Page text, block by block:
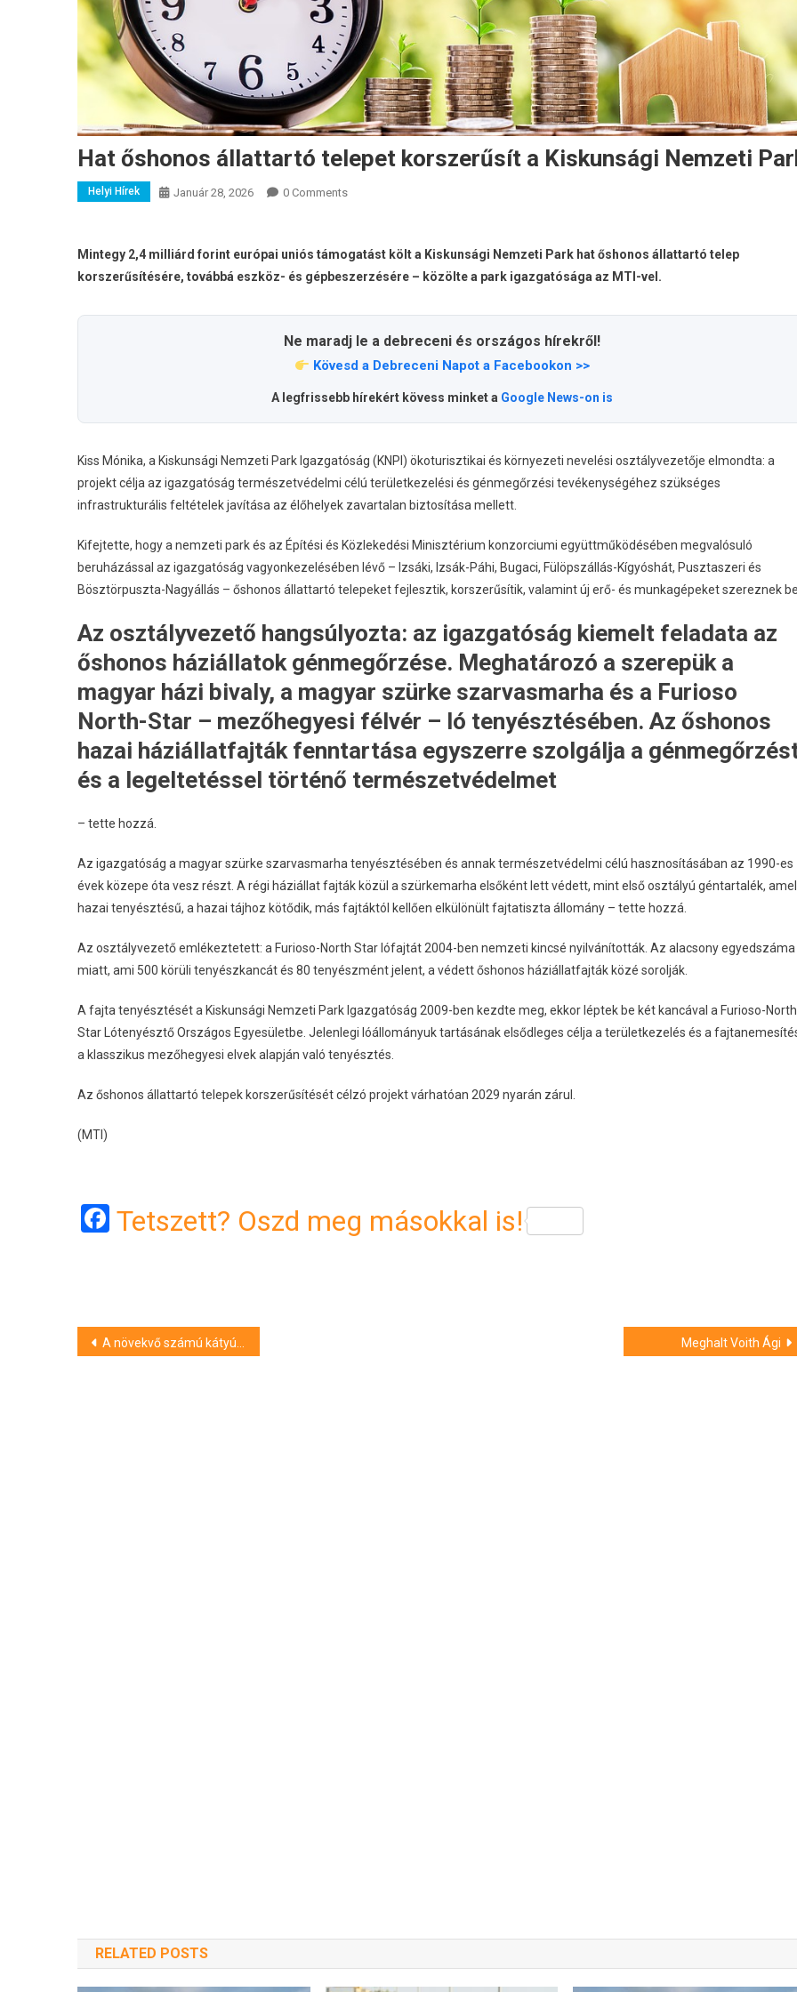
Hat őshonos állattartó telepet korszerűsít a Kiskunsági Nemzeti
Helyi Hírek Január 28, 2026 0 Comments
Mintegy 2,4 milliárd forint európai uniós támogatást költ a Kiskunsági Nemzeti Park hat őshonos állattartó telep
korszerűsítésére, továbbá eszköz- és gépbeszerzésére – közölte a park igazgatósága az MTI-vel.
Ne maradj le a debreceni és országos hírekről!
Kövesd a Debreceni Napot a Facebookon >>
A legfrissebb hírekért kövess minket a Google News-on is
Kiss Mónika, a Kiskunsági Nemzeti Park Igazgatóság (KNPI) ökoturisztikai és környezeti nevelési osztályvezetője elmondta: a
projekt célja az igazgatóság természetvédelmi célú területkezelési és génmegőrzési tevékenységéhez szükséges
infrastrukturális feltételek javítása az élőhelyek zavartalan biztosítása mellett.
Kifejtette, hogy a nemzeti park és az Építési és Közlekedési Minisztérium konzorciumi együttműködésében megvalósuló
beruházással az igazgatóság vagyonkezelésében lévő – Izsáki, Izsák-Páhi, Bugaci, Fülöpszállás-Kígyóshát, Pusztaszeri és
Bösztörpuszta-Nagyállás – őshonos állattartó telepeket fejlesztik, korszerűsítik, valamint új erő- és munkagépeket szereznek
Az osztályvezető hangsúlyozta: az igazgatóság kiemelt feladata az
őshonos háziállatok génmegőrzése. Meghatározó a szerepük a
magyar házi bivaly, a magyar szürke szarvasmarha és a Furioso
North-Star – mezőhegyesi félvér – ló tenyésztésében. Az őshonos
hazai háziállatfajták fenntartása egyszerre szolgálja a
és a legeltetéssel történő természetvédelmet
– tette hozzá.
Az igazgatóság a magyar szürke szarvasmarha tenyésztésében és annak természetvédelmi célú hasznosításában az 1990-es
évek közepe óta vesz részt. A régi háziállat fajták közül a szürkemarha elsőként lett védett, mint első osztályú géntartalék,
hazai tenyésztésű, a hazai tájhoz kötődik, más fajtáktól kellően elkülönült fajtatiszta állomány – tette hozzá.
Az osztályvezető emlékeztetett: a Furioso-North Star lófajtát 2004-ben nemzeti kincsé nyilvánították. Az alacsony egyedszáma
miatt, ami 500 körüli tenyészkancát és 80 tenyészmént jelent, a védett őshonos háziállatfajták közé sorolják.
A fajta tenyésztését a Kiskunsági Nemzeti Park Igazgatóság 2009-ben kezdte meg, ekkor léptek be két kancával a Furioso-North
Star Lótenyésztő Országos Egyesületbe. Jelenlegi lóállományuk tartásának elsődleges célja a területkezelés és a
a klasszikus mezőhegyesi elvek alapján való tenyésztés.
Az őshonos állattartó telepek korszerűsítését célzó projekt várhatóan 2029 nyarán zárul.
(MTI)
Facebook
Tetszett? Oszd meg másokkal is!
Bejegyzés
A növekvő számú kátyúra figyelmeztet a biztosítási alkuszok szövetsége Meghalt Voith Ági
RELATED POSTS